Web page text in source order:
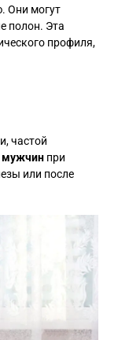
Они могут
полон. Эта
профиля,
частой
мужчин при
или после